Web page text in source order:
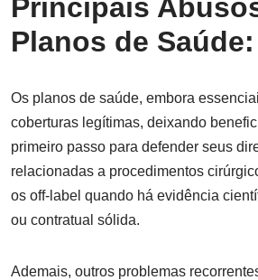
Principais
Planos de
Os planos de saúde, embora
coberturas legítimas, deixando
primeiro passo para defender seus
relacionadas a procedimentos
os off-label quando há evidência
ou contratual sólida.
Ademais, outros problemas